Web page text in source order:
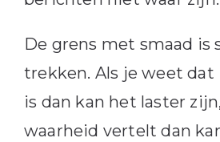
De grens met smaad is
trekken. Als je weet
is dan kan het laster
waarheid vertelt dan